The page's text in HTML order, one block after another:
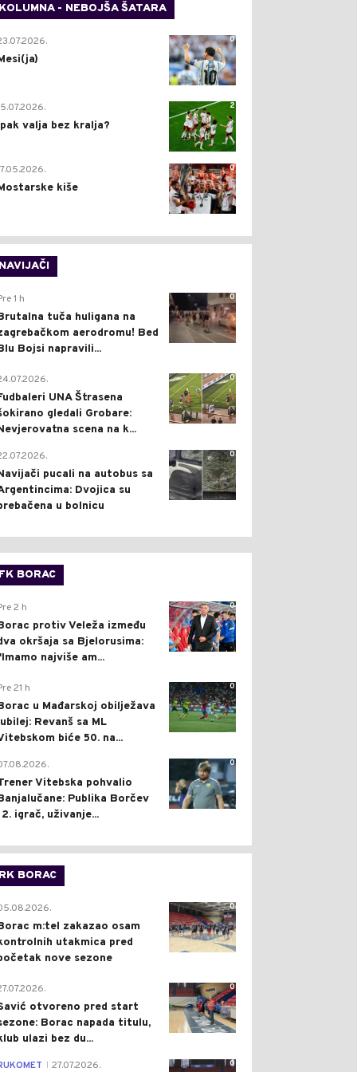
KOLUMNA - NEBOJŠA ŠATARA
0
2
valja bez kralja?
0
kiše
NAVIJAČI
0
1 h
tuča huligana na
aerodromu! Bed
Bojsi napravili...
0
UNA Štrasena
gledali Grobare:
scena na k...
0
pucali na autobus sa
Dvojica su
u bolnicu
FK BORAC
0
2 h
protiv Veleža između
okršaja sa Bjelorusima:
najviše am...
0
21 h
u Mađarskoj obilježava
Revanš sa ML
biće 50. na...
0
Vitebska pohvalio
Publika Borčev
igrač, uživanje...
RK BORAC
0
m:tel zakazao osam
utakmica pred
nove sezone
0
otvoreno pred start
Borac napada titulu,
ulazi bez du...
0
27.07.2026.